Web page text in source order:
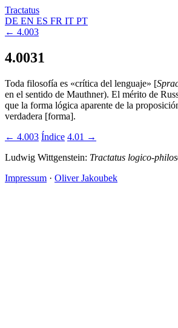
Tractatus
DE EN ES FR IT PT
← 4.003
4.0031
Toda filosofía es «crítica del lenguaje» [
en el sentido de Mauthner). El mérito de
que la forma lógica aparente de la
verdadera [forma].
← 4.003 Índice 4.01 →
Ludwig Wittgenstein: Tractatus logico-
Impressum · Oliver Jakoubek